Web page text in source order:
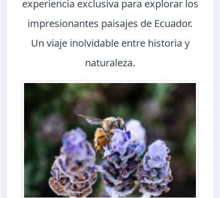
experiencia exclusiva para explorar los
impresionantes paisajes de Ecuador.
Un viaje inolvidable entre historia y
naturaleza.